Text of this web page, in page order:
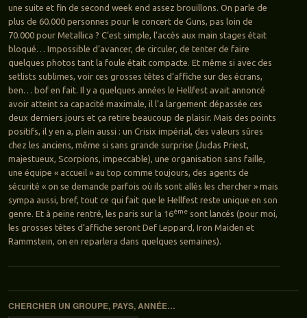
une suite et fin de second week end assez brouillons. On parle de
plus de 60.000 personnes pour le concert de Guns, pas loin de
70.000 pour Metallica ? C’est simple, l’accès aux main stages était
bloqué… Impossible d’avancer, de circuler, de tenter de faire
quelques photos tant la foule était compacte. Et même si avec des
setlists sublimes, voir ces grosses têtes d’affiche sur des écrans,
ben… bof en fait. Il y a quelques années le Hellfest avait annoncé
avoir atteint sa capacité maximale, il l’a largement dépassée ces
deux derniers jours et ça retire beaucoup de plaisir. Mais des points
positifs, il y en a, plein aussi : un Crisix impérial, des valeurs sûres
chez les anciens, même si sans grande surprise (Judas Priest,
majestueux, Scorpions, impeccable), une organisation sans faille,
une équipe « accueil » au top comme toujours, des agents de
sécurité « on se demande parfois où ils sont allés les chercher » mais
sympa aussi, bref, tout ce qui fait que le Hellfest reste unique en son
genre. Et à peine rentré, les paris sur la 16èmesont lancés (pour moi,
les grosses têtes d’affiche seront Def Leppard, Iron Maiden et
Rammstein, on en reparlera dans quelques semaines).
Navigation des articles
CHERCHER UN GROUPE, PAYS, ANNÉE…